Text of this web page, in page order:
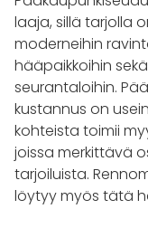
laaja, sillä tarjolla
moderneihin
hääpaikkoihin
seurantaloihin.
kustannus on
kohteista toimii
joissa merkittävä
tarjoiluista.
löytyy myös tätä